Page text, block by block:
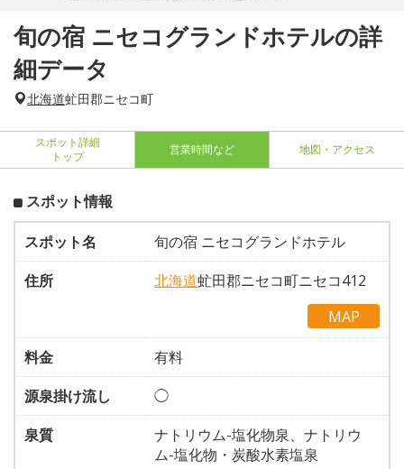
旬の宿 ニセコグランドホテルの詳
細データ
北海道虻田郡ニセコ町
スポット詳細
トップ
営業時間など 地図・アクセス
スポット情報
スポット名
旬の宿 ニセコグランドホテル
住所
北海道虻田郡ニセコ町ニセコ412
MAP
料金
有料
源泉掛け流し
◯
泉質
ナトリウム-塩化物泉、ナトリウ
ム-塩化物・炭酸水素塩泉